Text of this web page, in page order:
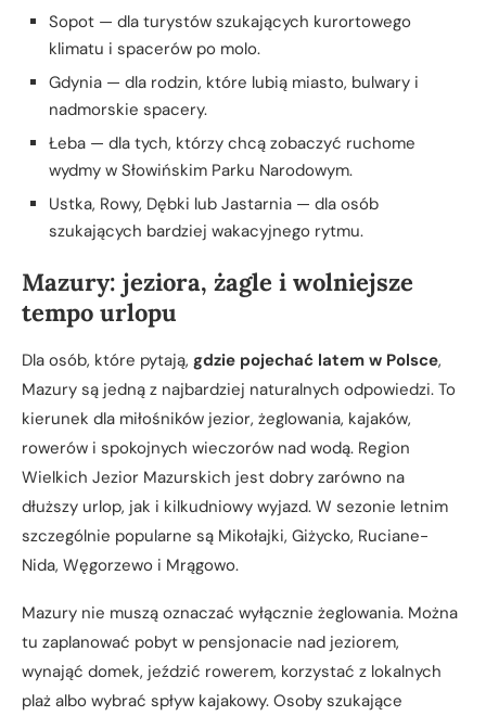
Sopot — dla turystów szukających kurortowego
klimatu i spacerów po molo.
Gdynia — dla rodzin, które lubią miasto, bulwary i
nadmorskie spacery.
Łeba — dla tych, którzy chcą zobaczyć ruchome
wydmy w Słowińskim Parku Narodowym.
Ustka, Rowy, Dębki lub Jastarnia — dla osób
szukających bardziej wakacyjnego rytmu.
Mazury: jeziora, żagle i wolniejsze
tempo urlopu
Dla osób, które pytają, gdzie pojechać latem w Polsce,
Mazury są jedną z najbardziej naturalnych odpowiedzi. To
kierunek dla miłośników jezior, żeglowania, kajaków,
rowerów i spokojnych wieczorów nad wodą. Region
Wielkich Jezior Mazurskich jest dobry zarówno na
dłuższy urlop, jak i kilkudniowy wyjazd. W sezonie letnim
szczególnie popularne są Mikołajki, Giżycko, Ruciane-
Nida, Węgorzewo i Mrągowo.
Mazury nie muszą oznaczać wyłącznie żeglowania. Można
tu zaplanować pobyt w pensjonacie nad jeziorem,
wynająć domek, jeździć rowerem, korzystać z lokalnych
plaż albo wybrać spływ kajakowy. Osoby szukające